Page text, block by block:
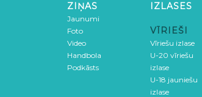
ZIŅAS
Jaunumi
Foto
Video
Handbola
Podkāsts
IZLASES
VĪRIEŠI
Vīriešu izlase
U-20 vīriešu
izlase
U-18 jauniešu
izlase